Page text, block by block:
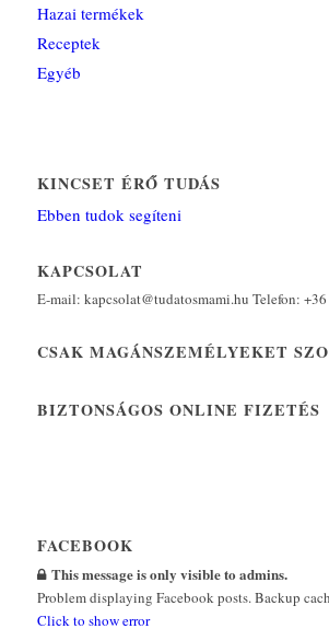
Hazai termékek
Receptek
Egyéb
KINCSET ÉRŐ TUDÁS
Ebben tudok segíteni
KAPCSOLAT
E-mail: kapcsolat@tudatosmami.hu Telefon:
CSAK MAGÁNSZEMÉLYEKET
BIZTONSÁGOS ONLINE FIZETÉS
FACEBOOK
This message is only visible to admins.
Problem displaying Facebook posts. Backup
Click to show error